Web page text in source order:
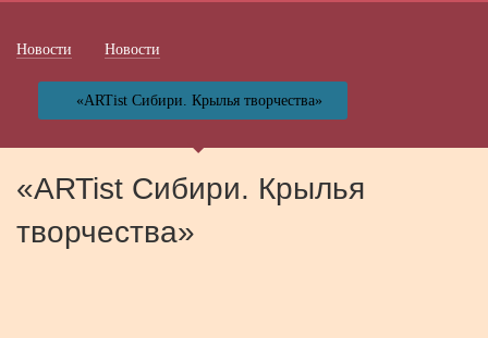
Новости Новости
«ARTist Сибири. Крылья творчества»
«ARTist Сибири. Крылья
творчества»